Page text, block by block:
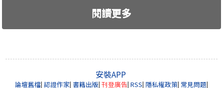
閱讀更多
安裝APP
論壇舊檔| 認證作家| 書籍出版| 刊登廣告| RSS| 隱私權政策| 常見問題|